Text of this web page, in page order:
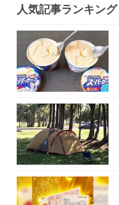
人気記事ランキング